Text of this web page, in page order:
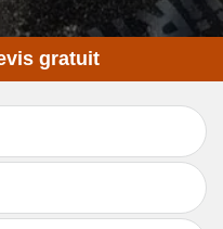
gratuit